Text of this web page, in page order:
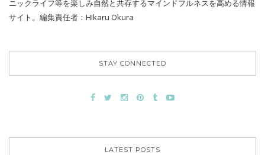
ニックライフ等を楽しみ自然と共存するマインドフルネスを高める情報
サイト。編集責任者：HIkaru Okura
STAY CONNECTED
LATEST POSTS